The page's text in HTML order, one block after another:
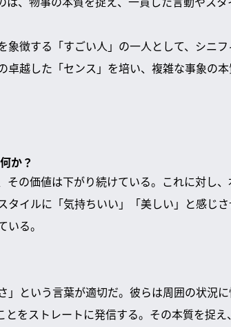
徴する「すごい人」の一人として、シニフ
越した「センス」を培い、複雑な事象の本
か？
の価値は下がり続けている。これに対し、
イルに「気持ちいい」「美しい」と感じさ
る。
という言葉が適切だ。彼らは周囲の状況
をストレートに発信する。その本質を捉え